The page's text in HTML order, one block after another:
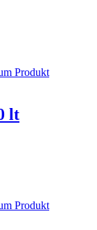
gewählt
Produkt
lt
Produkt